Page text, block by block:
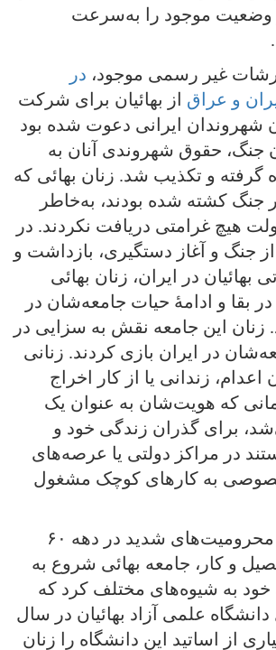
وضعیت موجود را به‌سرعت
غیر رسمی‌ موجود، در
و عراق از بهائیان برای شرکت
شهروندان ایرانی‌ دعوت شده بود
جنگ، حقوق شهروندی آنان به
گرفته و تکذیب شد. زنان بهائی که
کشته شده بودند، به‌خاطر
هیچ غرامتی دریافت نکردند. در
جنگ و آغاز دستگیری، بازداشت و
بهائیان در ایران، زنان بهائی
بقا و ادامهٔ حیات جامعه‌شان در
زنان این جامعه نقش به سزایی در
در ایران بازی کردند. زنانی
زندانی یا از کار اخراج
که هویت‌شان به عنوان یک
برای گذران زندگی خود و
در مراکز دولتی یا عرصه‌های
به کارهای کوچک مشغول
همزمان پس از محرومیت‌های شدید در دهه ۶۰
و کار، جامعه بهائی شروع به
خود به شیوه‌های مختلف کرد که
علمی‌ آزاد بهائیان در سال
از اساتید این دانشگاه را زنان